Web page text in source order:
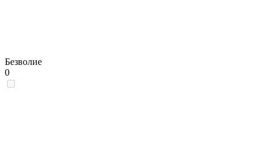
Безволие
0